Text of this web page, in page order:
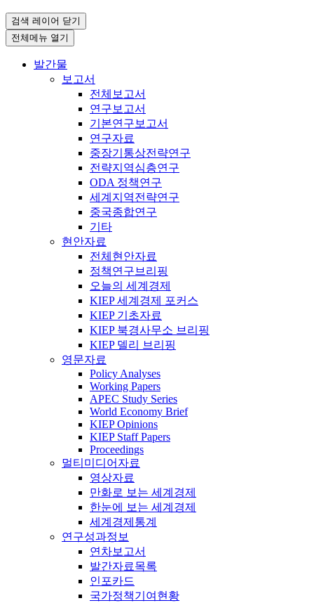
검색 레이어 닫기
전체메뉴 열기
발간물
보고서
전체보고서
연구보고서
기본연구보고서
연구자료
중장기통상전략연구
전략지역심층연구
ODA 정책연구
세계지역전략연구
중국종합연구
기타
현안자료
전체현안자료
정책연구브리핑
오늘의 세계경제
KIEP 세계경제 포커스
KIEP 기초자료
KIEP 북경사무소 브리핑
KIEP 델리 브리핑
영문자료
Policy Analyses
Working Papers
APEC Study Series
World Economy Brief
KIEP Opinions
KIEP Staff Papers
Proceedings
멀티미디어자료
영상자료
만화로 보는 세계경제
한눈에 보는 세계경제
세계경제통계
연구성과정보
연차보고서
발간자료목록
인포카드
국가정책기여현황